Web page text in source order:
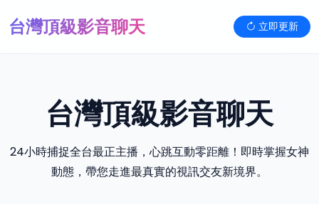
台灣頂級影音聊天 立即更新
台灣頂級影音聊天
24小時捕捉全台最正主播，心跳互動零距離！即時掌握女神
動態，帶您走進最真實的視訊交友新境界。